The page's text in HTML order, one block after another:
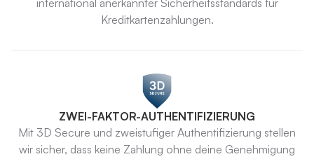
international anerkannter Sicherheitsstandards für
Kreditkartenzahlungen.
ZWEI-FAKTOR-AUTHENTIFIZIERUNG
Mit 3D Secure und zweistufiger Authentifizierung stellen
wir sicher, dass keine Zahlung ohne deine Genehmigung